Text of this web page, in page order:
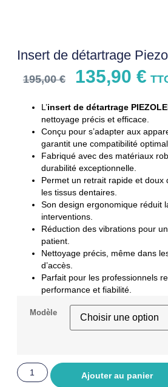
Insert de détartrage
195,00€ 135,90 €
L’insert de détartrage
nettoyage précis et efficace.
Conçu pour s’adapter aux
garantit une compatibilité
Fabriqué avec des matériaux
durabilité exceptionnelle.
Permet un retrait rapide et doux
les tissus dentaires.
Son design ergonomique réduit
interventions.
Réduction des vibrations pour
patient.
Nettoyage précis, même dans
d’accès.
Parfait pour les professionnels
performance et fiabilité.
Modèle
Ajouter au panier